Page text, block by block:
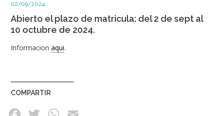
02/09/2024
Abierto el plazo de matricula: del 2 de sept al
10 octubre de 2024.
Informacionaqui.
COMPARTIR